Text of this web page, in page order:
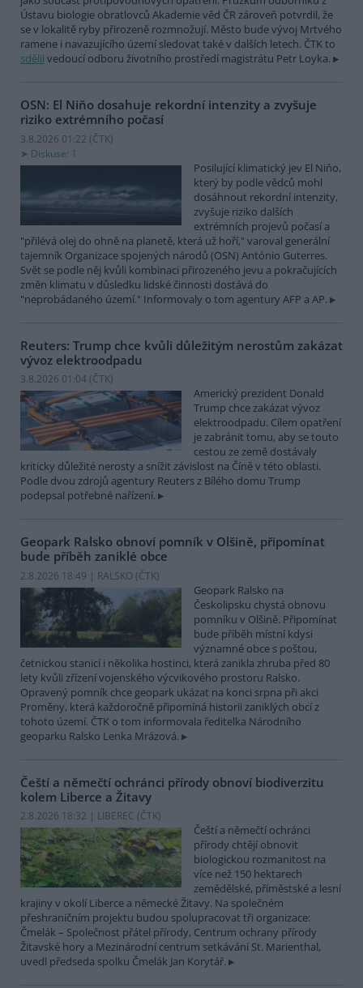
Ústavu biologie obratlovců Akademie věd ČR zároveň potvrdil, že
se v lokalitě ryby přirozeně rozmnožují. Město bude vývoj Mrtvého
ramene i navazujícího území sledovat také v dalších letech. ČTK to
sdělil vedoucí odboru životního prostředí magistrátu Petr Loyka.
OSN: El Niňo dosahuje rekordní intenzity a zvyšuje
riziko extrémního počasí
3.8.2026 01:22 (ČTK)
Diskuse: 1
Posilující klimatický jev El Niňo,
který by podle vědců mohl
dosáhnout rekordní intenzity,
zvyšuje riziko dalších
extrémních projevů počasí a
"přilévá olej do ohně na planetě, která už hoří," varoval generální
tajemník Organizace spojených národů (OSN) António Guterres.
Svět se podle něj kvůli kombinaci přirozeného jevu a pokračujících
změn klimatu v důsledku lidské činnosti dostává do
"neprobádaného území." Informovaly o tom agentury AFP a AP.
Reuters: Trump chce kvůli důležitým nerostům zakázat
vývoz elektroodpadu
3.8.2026 01:04 (ČTK)
Americký prezident Donald
Trump chce zakázat vývoz
elektroodpadu. Cílem opatření
je zabránit tomu, aby se touto
cestou ze země dostávaly
kriticky důležité nerosty a snížit závislost na Číně v této oblasti.
Podle dvou zdrojů agentury Reuters z Bílého domu Trump
podepsal potřebné nařízení.
Geopark Ralsko obnoví pomník v Olšině, připomínat
bude příběh zaniklé obce
2.8.2026 18:49 | RALSKO (ČTK)
Geopark Ralsko na
Českolipsku chystá obnovu
pomníku v Olšině. Připomínat
bude příběh místní kdysi
významné obce s poštou,
četnickou stanicí i několika hostinci, která zanikla zhruba před 80
lety kvůli zřízení vojenského výcvikového prostoru Ralsko.
Opravený pomník chce geopark ukázat na konci srpna při akci
Proměny, která každoročně připomíná historii zaniklých obcí z
tohoto území. ČTK o tom informovala ředitelka Národního
geoparku Ralsko Lenka Mrázová.
Čeští a němečtí ochránci přírody obnoví biodiverzitu
kolem Liberce a Žitavy
2.8.2026 18:32 | LIBEREC (ČTK)
Čeští a němečtí ochránci
přírody chtějí obnovit
biologickou rozmanitost na
více než 150 hektarech
zemědělské, příměstské a lesní
krajiny v okolí Liberce a německé Žitavy. Na společném
přeshraničním projektu budou spolupracovat tři organizace:
Čmelák – Společnost přátel přírody, Centrum ochrany přírody
Žitavské hory a Mezinárodní centrum setkávání St. Marienthal,
uvedl předseda spolku Čmelák Jan Korytář.